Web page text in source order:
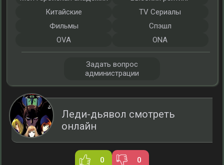
Леди-дьявол смотреть
онлайн
0 0
Китайские
TV Сериалы
Фильмы
Спэшл
OVA
ONA
Задать вопрос
администрации